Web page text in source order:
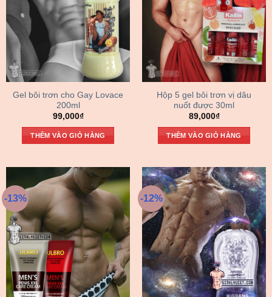
Gel bôi trơn cho Gay Lovace
200ml
99,000₫
THÊM VÀO GIỎ HÀNG
Hộp 5 gel bôi trơn vị dâu
nuốt được 30ml
89,000₫
THÊM VÀO GIỎ HÀNG
-13% -12%